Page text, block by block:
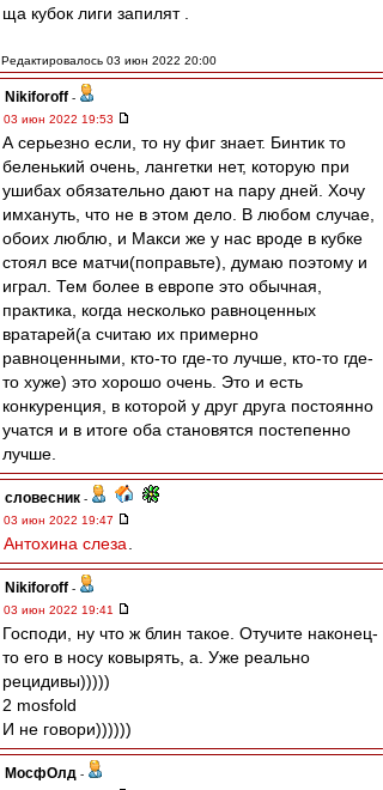
ща кубок лиги запилят .
Редактировалось 03 июн 2022 20:00
Nikiforoff -
03 июн 2022 19:53
А серьезно если, то ну фиг знает. Бинтик то
беленький очень, лангетки нет, которую при
ушибах обязательно дают на пару дней. Хочу
имхануть, что не в этом дело. В любом случае,
обоих люблю, и Макси же у нас вроде в кубке
стоял все матчи(поправьте), думаю поэтому и
играл. Тем более в европе это обычная,
практика, когда несколько равноценных
вратарей(а считаю их примерно
равноценными, кто-то где-то лучше, кто-то где-
то хуже) это хорошо очень. Это и есть
конкуренция, в которой у друг друга постоянно
учатся и в итоге оба становятся постепенно
лучше.
словесник -
03 июн 2022 19:47
Антохина слеза
Nikiforoff -
03 июн 2022 19:41
Господи, ну что ж блин такое. Отучите наконец-
то его в носу ковырять, а. Уже реально
рецидивы)))))
2 mosfold
И не говори))))))
МосфОлд -